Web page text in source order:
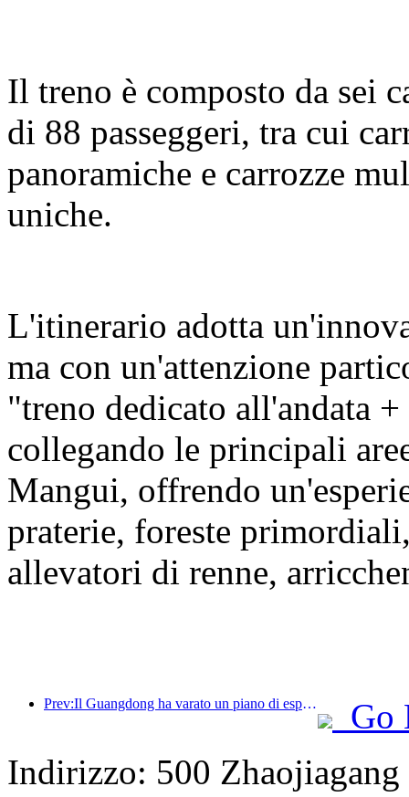
Il treno è composto da sei
di 88 passeggeri, tra cui
panoramiche e carrozze
uniche.
L'itinerario adotta
ma con un'attenzione
"treno dedicato all'andata
collegando le principali
Mangui, offrendo
praterie, foreste
allevatori di renne,
Prev:Il Guangdong ha varato un piano di espansione della capacità del settore dei servizi per trasformare la Greater Bay Area in una destinazione turistica di livello mondiale.
Go
Indirizzo: 500